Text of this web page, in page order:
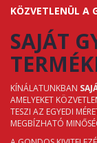
KÖZVETLENÜL A
SAJÁT
KÍNÁLATUNKBAN
AMELYEKET
TESZI AZ EGYEDI
MEGBÍZHATÓ